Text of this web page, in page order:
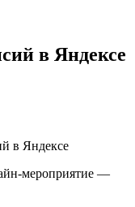
в Яндексе
мероприятие —